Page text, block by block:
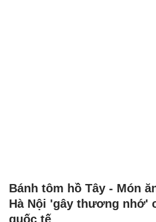
Bánh tôm hồ Tây - Món
Hà Nội 'gây thương nhớ'
quốc tế